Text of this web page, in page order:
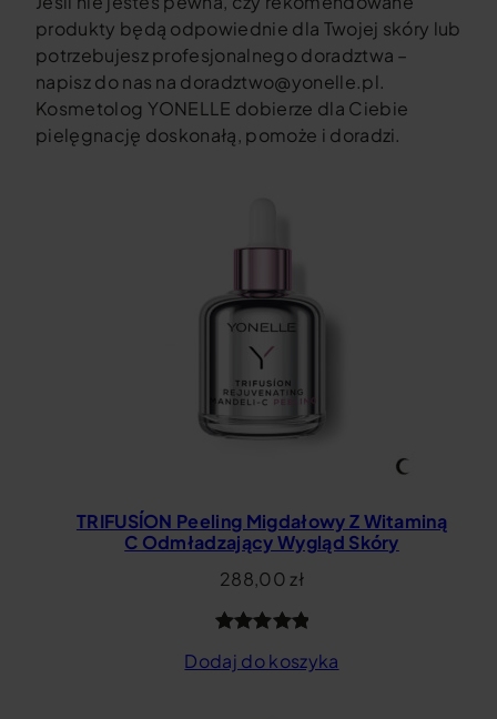
produkty będą odpowiednie dla Twojej skóry lub
potrzebujesz profesjonalnego doradztwa –
napisz do nas na doradztwo@yonelle.pl.
Kosmetolog YONELLE dobierze dla Ciebie
pielęgnację doskonałą, pomoże i doradzi.
TRIFUSÍON Peeling Migdałowy Z Witaminą
C Odmładzający Wygląd Skóry
288,00 zł
5.00na 5
Dodaj do koszyka